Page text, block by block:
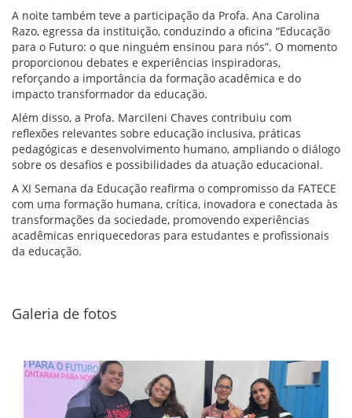
A noite também teve a participação da Profa. Ana Carolina
Razo, egressa da instituição, conduzindo a oficina “Educação
para o Futuro: o que ninguém ensinou para nós”. O momento
proporcionou debates e experiências inspiradoras,
reforçando a importância da formação acadêmica e do
impacto transformador da educação.
Além disso, a Profa. Marcileni Chaves contribuiu com
reflexões relevantes sobre educação inclusiva, práticas
pedagógicas e desenvolvimento humano, ampliando o diálogo
sobre os desafios e possibilidades da atuação educacional.
A XI Semana da Educação reafirma o compromisso da FATECE
com uma formação humana, crítica, inovadora e conectada às
transformações da sociedade, promovendo experiências
acadêmicas enriquecedoras para estudantes e profissionais
da educação.
Galeria de fotos